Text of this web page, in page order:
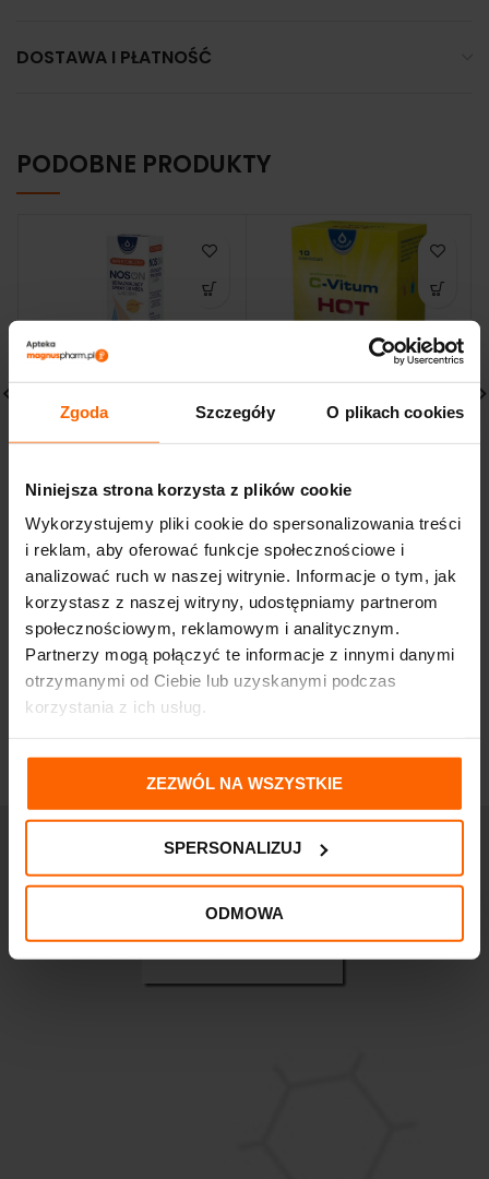
Zgoda Szczegóły O plikach cookies
Niniejsza strona korzysta z plików cookie
Wykorzystujemy pliki cookie do spersonalizowania treści
i reklam, aby oferować funkcje społecznościowe i
analizować ruch w naszej witrynie. Informacje o tym, jak
korzystasz z naszej witryny, udostępniamy partnerom
społecznościowym, reklamowym i analitycznym.
Partnerzy mogą połączyć te informacje z innymi danymi
otrzymanymi od Ciebie lub uzyskanymi podczas
korzystania z ich usług.
ZEZWÓL NA WSZYSTKIE
SPERSONALIZUJ
ODMOWA
DOSTAWA I PŁATNOŚĆ
PODOBNE PRODUKTY
Nosonek hipertoniczny
nosa 120ml
OLEOFARM C-Vitum HOT
10 saszetek